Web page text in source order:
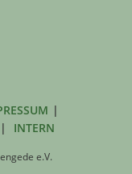
INTERN
e.V.